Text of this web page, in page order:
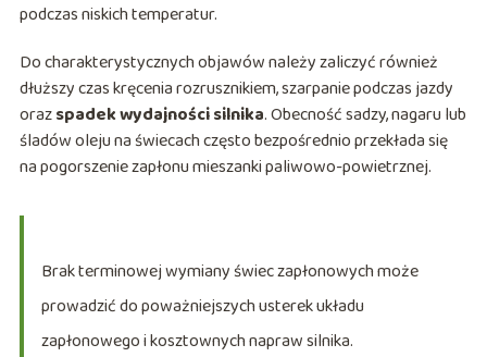
podczas niskich temperatur.
Do charakterystycznych objawów należy zaliczyć również
dłuższy czas kręcenia rozrusznikiem, szarpanie podczas jazdy
orazspadek wydajności silnika. Obecność sadzy, nagaru lub
śladów oleju na świecach często bezpośrednio przekłada się
na pogorszenie zapłonu mieszanki paliwowo-powietrznej.
Brak terminowej wymiany świec zapłonowych może
prowadzić do poważniejszych usterek układu
zapłonowego i kosztownych napraw silnika.